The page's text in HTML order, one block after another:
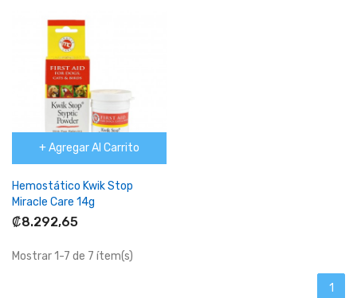
+ Agregar Al Carrito
Hemostático Kwik Stop
Miracle Care 14g
₡8.292,65
Mostrar 1-7 de 7 ítem(s)
1